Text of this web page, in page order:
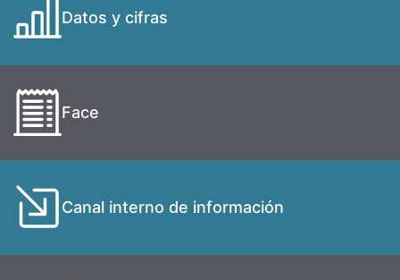
Datos y cifras
Face
Canal interno de información